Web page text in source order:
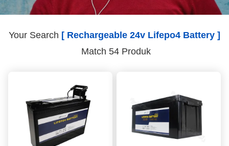
Your Search [ Rechargeable 24v Lifepo4 Battery ]
Match 54 Produk